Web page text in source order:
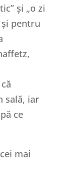
și „o zi
pentru
sală, iar
ce
mai